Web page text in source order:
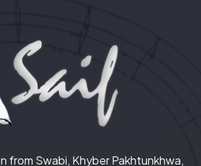
from Swabi, Khyber Pakhtunkhwa,